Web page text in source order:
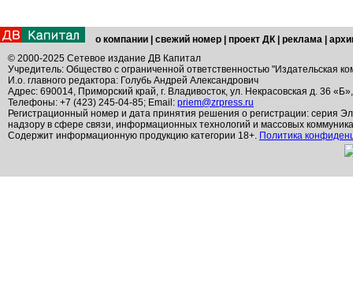
о компании свежий номер проект ДК реклама
© 2000-2025 Сетевое издание ДВ Капитал
Учредитель: Общество с ограниченной ответственностью "Издательская
И.о. главного редактора: Голубь Андрей Александрович
Адрес: 690014, Приморский край, г. Владивосток, ул. Некрасовская д. 36
Телефоны: +7 (423) 245-04-85; Email: priem@zrpress.ru
Регистрационный номер и дата принятия решения о регистрации: серия
надзору в сфере связи, информационных технологий и массовых
Содержит информационную продукцию категории 18+. Политика